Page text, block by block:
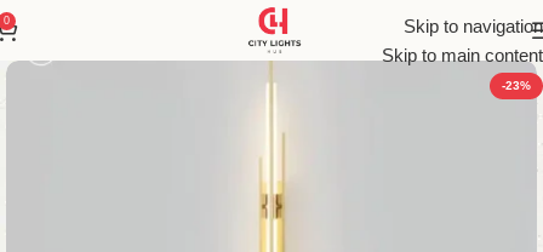
Skip to navigation
Skip to main content
0
-23%